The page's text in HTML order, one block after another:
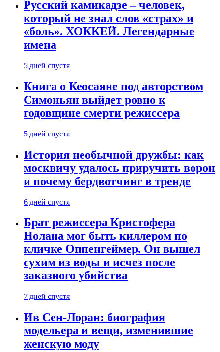
Русский камикадзе – человек,
который не знал слов «страх» и
«боль». ХОККЕЙ. Легендарные
имена
5 дней спустя
Книга о Кеосаяне под авторством
Симоньян выйдет ровно к
годовщине смерти режиссера
5 дней спустя
История необычной дружбы: как
москвичу удалось приручить ворон
и почему бердвотчинг в тренде
6 дней спустя
Брат режиссера Кристофера
Нолана мог быть киллером по
кличке Оппенгеймер. Он вышел
сухим из воды и исчез после
заказного убийства
7 дней спустя
Ив Сен-Лоран: биография
модельера и вещи, изменившие
женскую моду